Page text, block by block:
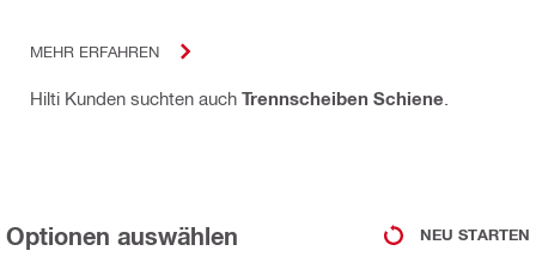
MEHR ERFAHREN
Hilti Kunden suchten auch Trennscheiben Schiene
Optionen auswählen NEU STARTEN